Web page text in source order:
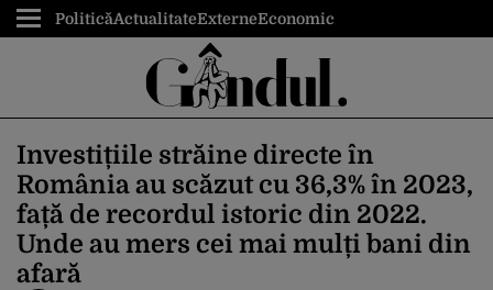
PoliticăActualitateExterneEconomic
Investițiile străine directe în
România au scăzut cu 36,3% în 2023,
față de recordul istoric din 2022.
Unde au mers cei mai mulți bani din
afară